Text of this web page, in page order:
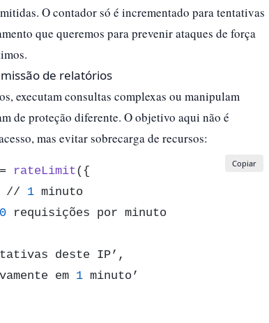
O contador só é incrementado para tentativas
que queremos para prevenir ataques de força
de relatórios
executam consultas complexas ou manipulam
de proteção diferente. O objetivo aqui não é
mas evitar sobrecarga de recursos:
rateLimit({
// 1 minuto
requisições por minuto
deste IP’,
em 1 minuto’
Copiar